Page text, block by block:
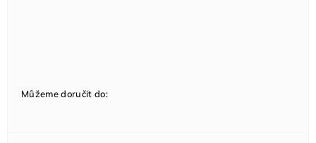
Můžeme doručit do: